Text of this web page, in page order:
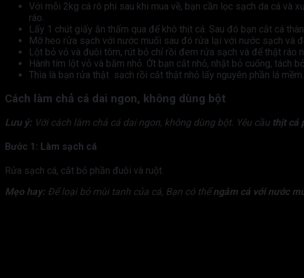
Với mỗi 2kg cá rô phi sau khi mua về, bạn cần lọc sạch da cá và
ráo.
Lấy 1 chút giấy ăn thấm qua để khô thịt cá. Sau đó bạn cắt cá
Mỡ heo rửa sạch với nước muối sau đó rửa lại với nước sạch và
Lột bỏ vỏ và đuôi tôm, rút bỏ chỉ rồi đem rửa sạch và để thật ráo
Hành tím lột vỏ và băm nhỏ. Ớt bạn cắt nhỏ, nhặt bỏ cuống, tách
Thìa là bạn rửa thật sạch rồi cắt thật nhỏ lấy nguyên phần lá mềm.
Cách làm chả cá dai ngon, không dùng bột
Lưu ý: Với cách làm chả cá dai ngon, không dùng bột. Yêu cầu thịt cá
Bước 1: Làm sạch cá
Rửa sạch cá, cắt bỏ phần đuôi và ruột.
Mẹo hay: Để loại bỏ mùi tanh của cá, Bạn có thểngâm cá với nước